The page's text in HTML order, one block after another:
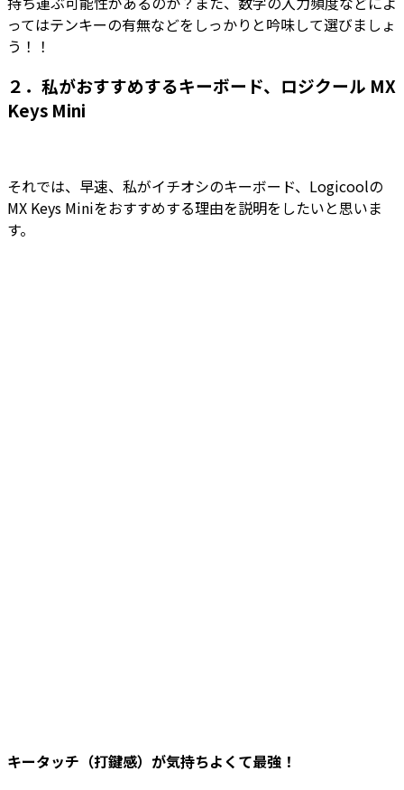
ってはテンキーの有無などをしっかりと吟味して選びましょ
う！！
２．私がおすすめするキーボード、ロジクール MX
Keys Mini
それでは、早速、私がイチオシのキーボード、Logicoolの
MX Keys Miniをおすすめする理由を説明をしたいと思いま
す。
キータッチ（打鍵感）が気持ちよくて最強！